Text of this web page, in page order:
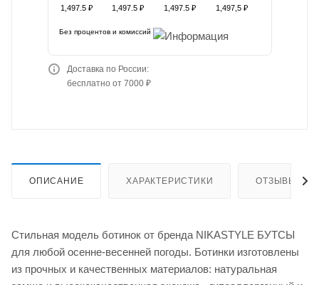
1,497.5 ₽ 1,497.5 ₽ 1,497.5 ₽ 1,497,5 ₽
Без процентов и комиссий
Доставка по России:
бесплатно от 7000 ₽
ОПИСАНИЕ ХАРАКТЕРИСТИКИ ОТЗЫВЫ
Стильная модель ботинок от бренда NIKASTYLE БУТСЫ
для любой осенне-весенней погоды. Ботинки изготовлены
из прочных и качественных материалов: натуральная